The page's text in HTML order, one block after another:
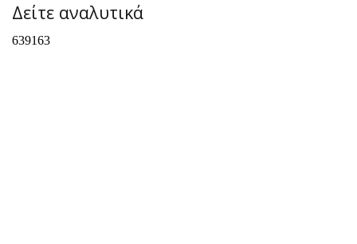
Δείτε αναλυτικά